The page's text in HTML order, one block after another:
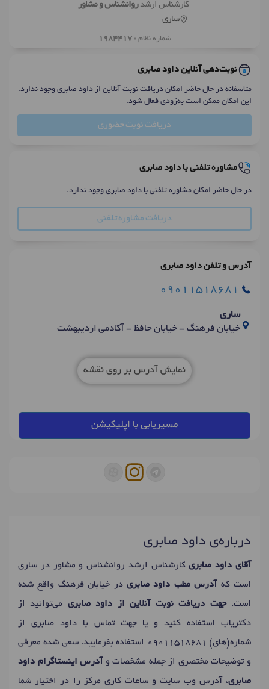
کارشناس ارشدروانشناس و مشاور
ساری
شماره نظام :1984417
نوبت‌دهی آنلاین داود صابری
متاسفانه در حال حاضر امکان دریافت نوبت آنلاین از داود صابری وجود ندارد.
این امکان ممکن است به‌زودی فعال شود.
دریافت نوبت حضوری
مشاوره تلفنی با داود صابری
در حال حاضر امکان مشاوره تلفنی با داود صابری وجود ندارد.
دریافت مشاوره تلفنی
آدرس و تلفن داود صابری
09011518681
ساری
خیابان فرهنگ - خیابان حافظ - آکادمی اردیبهشت
نمایش آدرس بر روی نقشه
مسیریابی با اپلیکیشن
درباره‌ی داود صابری
آقای داود صابریکارشناس ارشد روانشناس و مشاور در ساری
است که آدرس مطب داود صابری در خیابان فرهنگ واقع شده
است.جهت دریافت نوبت آنلاین از داود صابری می‌توانید از
دکتریاب استفاده کنید و یا جهت تماس با داود صابری از
شماره(های) 09011518681 استفاده بفرمایید. سعی شده معرفی
و توضیحات مختصری از جمله مشخصات و آدرس اینستاگرام داود
صابری، آدرس وب سایت و ساعات کاری مرکز را در اختیار شما